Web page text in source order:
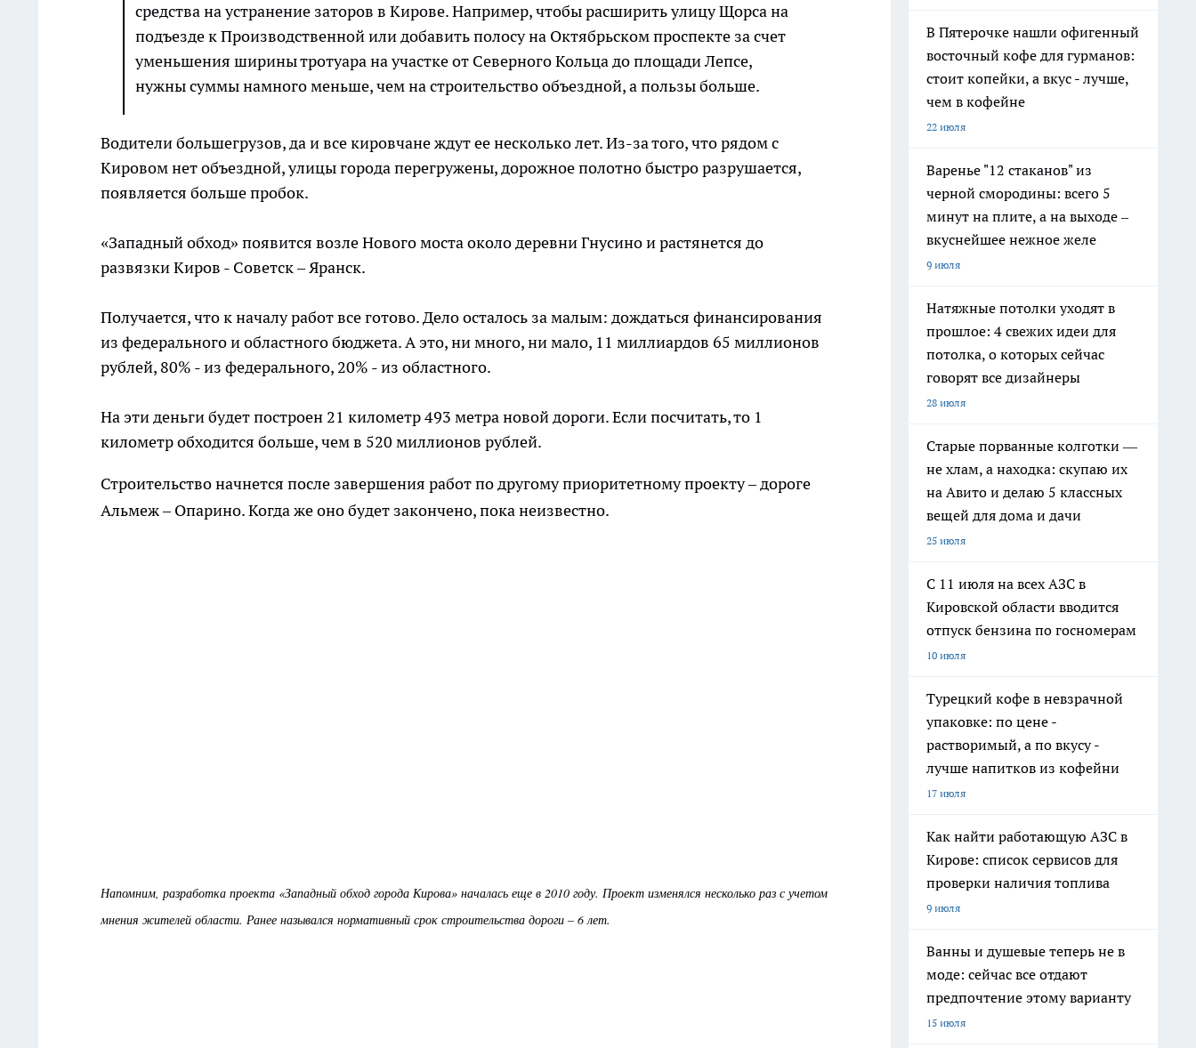
средства на устранение заторов в Кирове. Например, чтобы расширить улицу Щорса на
подъезде к Производственной или добавить полосу на Октябрьском проспекте за счет
уменьшения ширины тротуара на участке от Северного Кольца до площади Лепсе,
нужны суммы намного меньше, чем на строительство объездной, а пользы больше.
Водители большегрузов, да и все кировчане ждут ее несколько лет. Из-за того, что рядом с
Кировом нет объездной, улицы города перегружены, дорожное полотно быстро разрушается,
появляется больше пробок.
«Западный обход» появится возле Нового моста около деревни Гнусино и растянется до
развязки Киров - Советск – Яранск.
Получается, что к началу работ все готово. Дело осталось за малым: дождаться финансирования
из федерального и областного бюджета. А это, ни много, ни мало, 11 миллиардов 65 миллионов
рублей, 80% - из федерального, 20% - из областного.
На эти деньги будет построен 21 километр 493 метра новой дороги. Если посчитать, то 1
километр обходится больше, чем в 520 миллионов рублей.
Строительство начнется после завершения работ по другому приоритетному проекту – дороге
Альмеж – Опарино. Когда же оно будет закончено, пока неизвестно.
Напомним, разработка проекта «Западный обход города Кирова» началась еще в 2010 году. Проект изменялся несколько раз с учетом
мнения жителей области. Ранее назывался нормативный срок строительства дороги – 6 лет.
В Пятерочке нашли офигенный
восточный кофе для гурманов:
стоит копейки, а вкус - лучше,
чем в кофейне
22 июля
Варенье "12 стаканов" из
черной смородины: всего 5
минут на плите, а на выходе –
вкуснейшее нежное желе
9 июля
Натяжные потолки уходят в
прошлое: 4 свежих идеи для
потолка, о которых сейчас
говорят все дизайнеры
28 июля
Старые порванные колготки —
не хлам, а находка: скупаю их
на Авито и делаю 5 классных
вещей для дома и дачи
25 июля
С 11 июля на всех АЗС в
Кировской области вводится
отпуск бензина по госномерам
10 июля
Турецкий кофе в невзрачной
упаковке: по цене -
растворимый, а по вкусу -
лучше напитков из кофейни
17 июля
Как найти работающую АЗС в
Кирове: список сервисов для
проверки наличия топлива
9 июля
Ванны и душевые теперь не в
моде: сейчас все отдают
предпочтение этому варианту
15 июля